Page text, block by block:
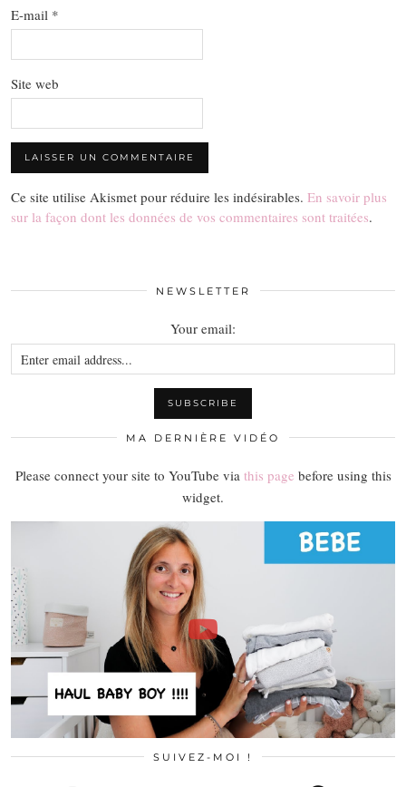
E-mail *
Site web
Ce site utilise Akismet pour réduire les indésirables. En savoir plus
sur la façon dont les données de vos commentaires sont traitées.
NEWSLETTER
Your email:
MA DERNIÈRE VIDÉO
Please connect your site to YouTube via this page before using this
widget.
SUIVEZ-MOI !